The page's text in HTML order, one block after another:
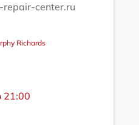
repair-center.ru
Richards
21:00